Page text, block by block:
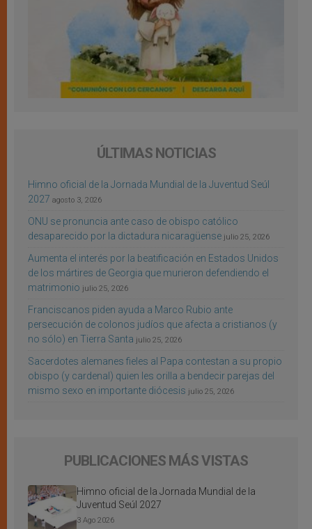
ÚLTIMAS NOTICIAS
Himno oficial de la Jornada Mundial de la Juventud Seúl
2027 agosto 3, 2026
ONU se pronuncia ante caso de obispo católico
desaparecido por la dictadura nicaragüense julio 25, 2026
Aumenta el interés por la beatificación en Estados Unidos
de los mártires de Georgia que murieron defendiendo el
matrimonio julio 25, 2026
Franciscanos piden ayuda a Marco Rubio ante
persecución de colonos judíos que afecta a cristianos (y
no sólo) en Tierra Santa julio 25, 2026
Sacerdotes alemanes fieles al Papa contestan a su propio
obispo (y cardenal) quien les orilla a bendecir parejas del
mismo sexo en importante diócesis julio 25, 2026
PUBLICACIONES MÁS VISTAS
Himno oficial de la Jornada Mundial de la
Juventud Seúl 2027
3 Ago 2026